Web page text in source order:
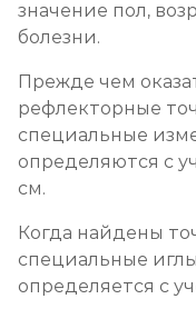
значение пол,
болезни.
Прежде чем
рефлекторные
специальные
определяются с
см.
Когда найдены
специальные
определяется с